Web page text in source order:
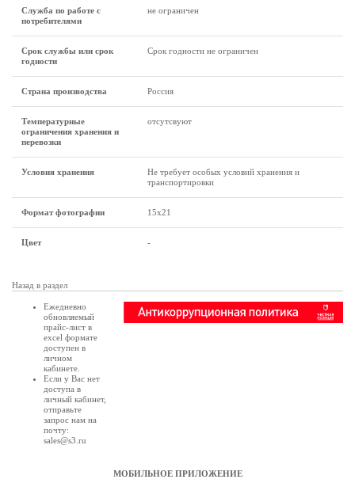
Служба по работе с
потребителями
не ограничен
Срок службы или срок
годности
Срок годности не ограничен
Страна производства Россия
Температурные
ограничения хранения и
перевозки
отсутсвуют
Условия хранения
Не требует особых условий хранения и
транспортировки
Формат фотографии 15х21
Цвет -
Назад в раздел
Ежедневно
обновляемый
прайс-лист в
excel формате
доступен в
личном
кабинете
Если у Вас нет
доступа в
личный кабинет,
отправьте
запрос нам на
почту:
sales@s3.ru
МОБИЛЬНОЕ ПРИЛОЖЕНИЕ